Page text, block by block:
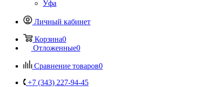
Уфа
Личный кабинет
Корзина0
Отложенные0
Сравнение товаров0
+7 (343) 227-94-45